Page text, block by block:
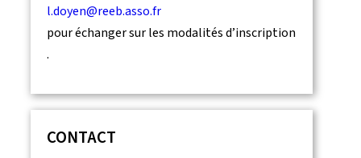
l.doyen@reeb.asso.fr
pour échanger sur les modalités d’inscription
.
CONTACT